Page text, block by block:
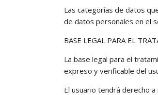
Las categorías de datos
de datos personales en el
BASE LEGAL PARA EL
La base legal para el
expreso y verificable del
El usuario tendrá derecho